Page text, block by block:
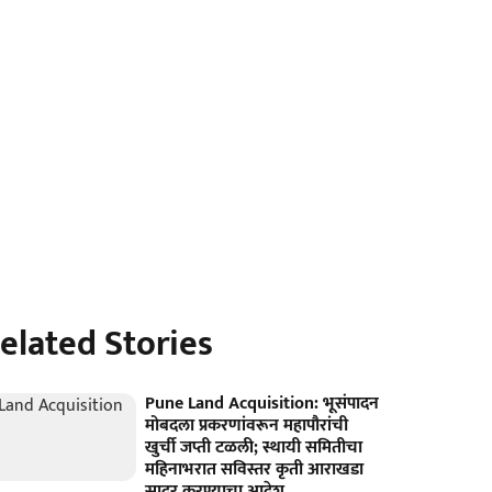
Stories
Pune Land Acquisition: भूसंपादन
मोबदला प्रकरणांवरून महापौरांची
खुर्ची जप्ती टळली; स्थायी समितीचा
महिनाभरात सविस्तर कृती आराखडा